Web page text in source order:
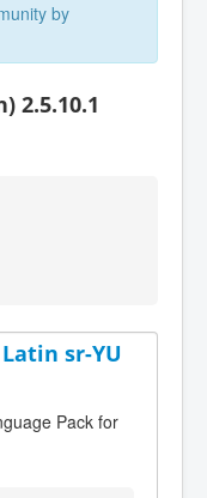
by
2.5.10.1
sr-YU
Pack for